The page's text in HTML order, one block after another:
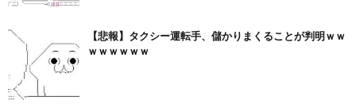
【悲報】タクシー運転手、儲かりまくることが判明ｗｗ
ｗｗｗｗｗｗ